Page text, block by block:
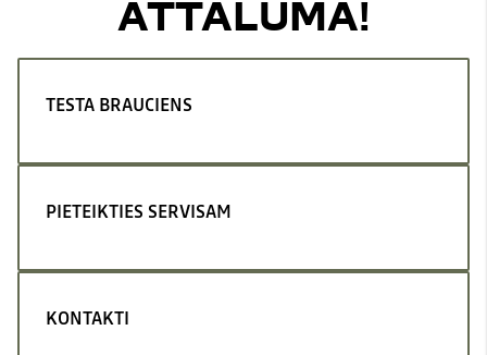
ATTĀLUMĀ!
TESTA BRAUCIENS
PIETEIKTIES SERVISAM
KONTAKTI